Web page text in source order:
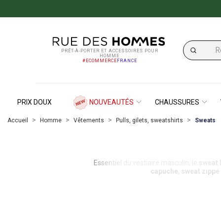
PRÊT-À-PORTER ET ACCESSOIRES POUR
HOMME
#ECOMMERCE FRANCE
PRIX DOUX NOUVEAUTÉS CHAUSSURES
Accueil Homme Vêtements Pulls, gilets, sweatshirts Sweats
Essentiel du vestiaire masculin, le sweat
capuche, sweat zippé